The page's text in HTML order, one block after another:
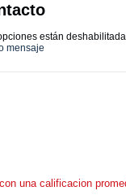
están
mensaje
una calificacion